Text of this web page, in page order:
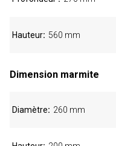
Hauteur 560 mm
Dimension marmite
Diamètre 260 mm